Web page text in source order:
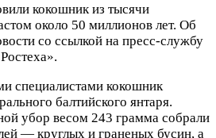
кокошник из тысячи
около 50 миллионов лет. Об
со ссылкой на пресс-службу
специалистами кокошник
балтийского янтаря.
убор весом 243 грамма собрали
— круглых и граненых бусин, а